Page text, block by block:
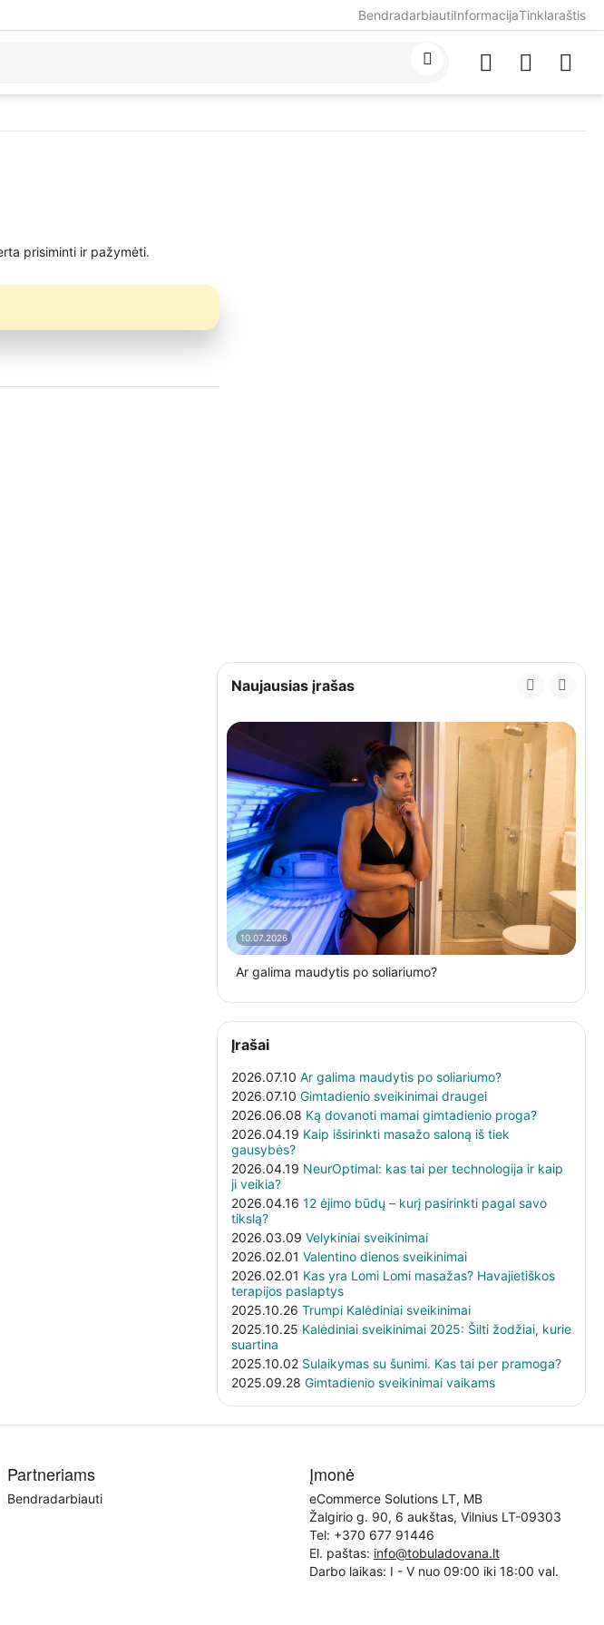
BendradarbiautiInformacijaTinklaraštis
prisiminti ir pažymėti.
Naujausias įrašas
10.07.2026
Ar galima maudytis po soliariumo?
Įrašai
2026.07.10 Ar galima maudytis po soliariumo?
2026.07.10 Gimtadienio sveikinimai draugei
2026.06.08 Ką dovanoti mamai gimtadienio proga?
2026.04.19 Kaip išsirinkti masažo saloną iš tiek
gausybės?
2026.04.19 NeurOptimal: kas tai per technologija ir kaip
ji veikia?
2026.04.16 12 ėjimo būdų – kurį pasirinkti pagal savo
tikslą?
2026.03.09 Velykiniai sveikinimai
2026.02.01 Valentino dienos sveikinimai
2026.02.01 Kas yra Lomi Lomi masažas? Havajietiškos
terapijos paslaptys
2025.10.26 Trumpi Kalėdiniai sveikinimai
2025.10.25 Kalėdiniai sveikinimai 2025: Šilti žodžiai, kurie
suartina
2025.10.02 Sulaikymas su šunimi. Kas tai per pramoga?
2025.09.28 Gimtadienio sveikinimai vaikams
Partneriams
Bendradarbiauti
Įmonė
eCommerce Solutions LT, MB
Žalgirio g. 90, 6 aukštas, Vilnius LT-09303
Tel: +370 677 91446
El. paštas: info@tobuladovana.lt
Darbo laikas: I - V nuo 09:00 iki 18:00 val.